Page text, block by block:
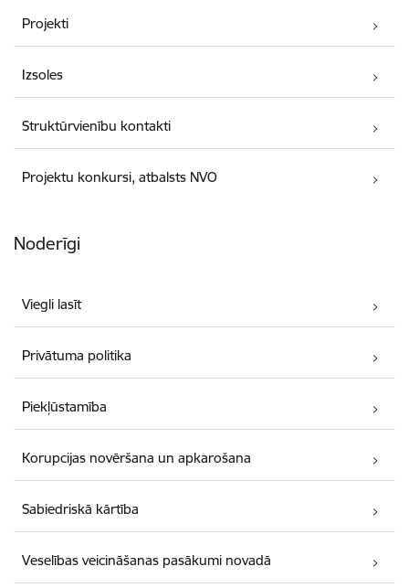
Projekti
Izsoles
Struktūrvienību kontakti
Projektu konkursi, atbalsts NVO
Noderīgi
Viegli lasīt
Privātuma politika
Piekļūstamība
Korupcijas novēršana un apkarošana
Sabiedriskā kārtība
Veselības veicināšanas pasākumi novadā